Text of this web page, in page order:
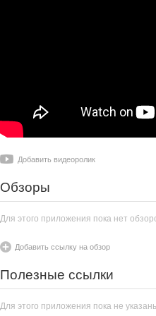
Добавить видеоролик
Обзоры
Для этого приложения пока нет
Добавить ссылку на обзор
Полезные ссылки
Для этого приложения пока не